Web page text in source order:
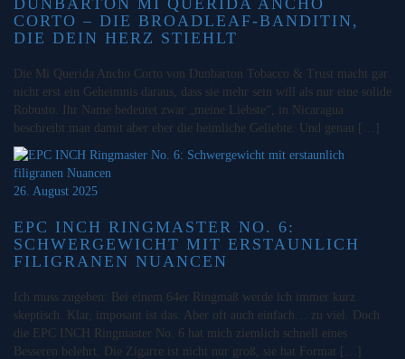
CORTO – DIE BROADLEAF-BANDITIN,
DIE DEIN HERZ STIEHLT
Die Mi Querida Ancho Corto von Dunbarton Tobacco & Trust macht gar
nicht erst ein Geheimnis daraus, dass sie mehr sein will als nur eine solide
Robusto. Ihr Name bedeutet zwar „meine Liebste“, in Nicaragua
beschreibt man damit aber eher die heimliche Geliebte. Und genau […]
26. August 2025
EPC INCH RINGMASTER NO. 6:
SCHWERGEWICHT MIT ERSTAUNLICH
FILIGRANEN NUANCEN
Ich muss zugeben: Bei einem 64er Ringmaß werde ich immer kurz
skeptisch. Klar, imposant ist das. Aber oft auch einfach… zu viel. Doch
die EPC INCH Ringmaster No. 6 hat mich ziemlich schnell eines
Besseren belehrt. Die Zigarre ist nicht nur groß, sie hat Format […]